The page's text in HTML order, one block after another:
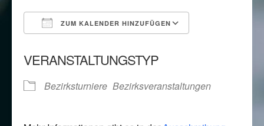
ZUM KALENDER HINZUFÜGEN
VERANSTALTUNGSTYP
Bezirksturniere Bezirksveranstaltungen